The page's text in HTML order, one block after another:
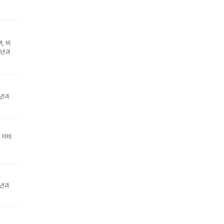
비
과
과
비
과